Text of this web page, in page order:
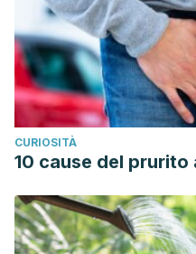
CURIOSITÀ
10 cause del prurito